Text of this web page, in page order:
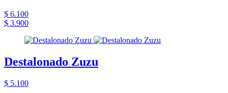
$ 6.100
$ 3.900
Destalonado Zuzu
$ 5.100